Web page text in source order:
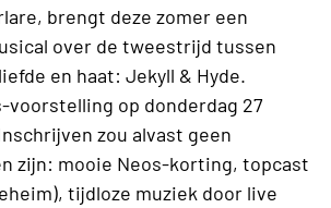
brengt deze zomer een
over de tweestrijd tussen
en haat: Jekyll & Hyde.
voorstelling op donderdag 27
zou alvast geen
zijn: mooie Neos-korting, topcast
tijdloze muziek door live